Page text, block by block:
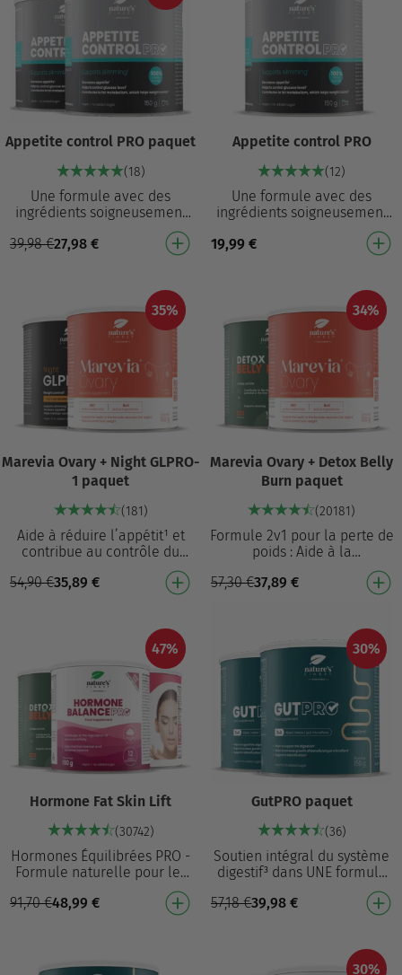
Appetite control PRO paquet
(18)
Une formule avec des
ingrédients soigneusement
sélectionnés qui soutient la
perte de poids¹ et diminue
39,98€27,98€
Appetite control PRO
(12)
Une formule avec des
ingrédients soigneusement
sélectionnés qui soutient la
perte de poids¹ et diminue
19,99€
35%
Marevia Ovary + Night GLPRO-
1 paquet
(181)
Aide à réduire l’appétit¹ et
contribue au contrôle du
poids¹ Formule 8-en-1 qui
aide à réduire l’appétit¹ et le
54,90€35,89€
34%
Marevia Ovary + Detox Belly
Burn paquet
(20181)
Formule 2v1 pour la perte de
poids : Aide à la
détoxification du corps et à
l'élimination des graisses
57,30€37,89€
47%
Hormone Fat Skin Lift
(30742)
Hormones Équilibrées PRO -
Formule naturelle pour les
vitamine B6 contribue à la
91,70€48,99€
30%
GutPRO paquet
(36)
Soutien intégral du système
digestif³ dans UNE formule
complète NOUVEAU : formule
synergique 3-en-1 : digestion⁷
57,18€39,98€
30%